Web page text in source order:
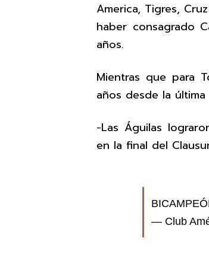
America, Tigres,
haber consagrado
años.
Mientras que para
años desde la
-Las Águilas
en la final del
— Club